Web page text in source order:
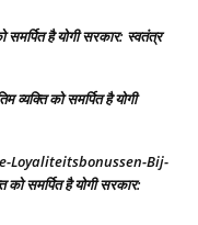
है योगी सरकार: स्वतंत्र
व्यक्ति को समर्पित है योगी
Loyaliteitsbonussen-Bij-
समर्पित है योगी सरकार: